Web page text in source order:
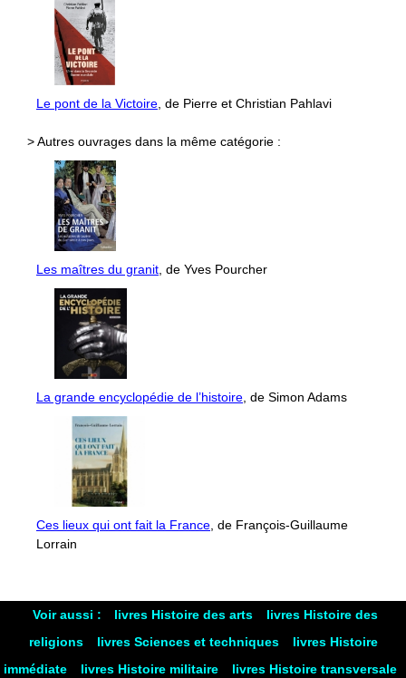
Le pont de la Victoire, de Pierre et Christian Pahlavi
> Autres ouvrages dans la même catégorie :
Les maîtres du granit, de Yves Pourcher
La grande encyclopédie de l’histoire, de Simon Adams
Ces lieux qui ont fait la France, de François-Guillaume
Lorrain
Voir aussi : livres Histoire des arts
livres Histoire des
religions
livres Sciences et techniques
livres Histoire
immédiate
livres Histoire militaire livres Histoire transversale